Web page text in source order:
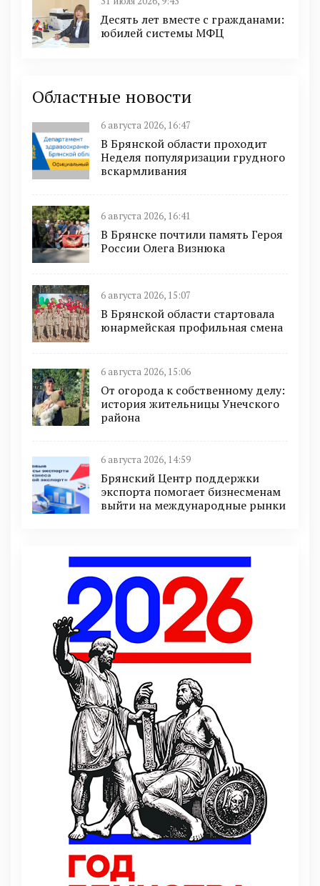
Десять лет вместе с гражданами:
юбилей системы МФЦ
Областные новости
6 августа 2026, 16:47
В Брянской области проходит
Неделя популяризации грудного
вскармливания
6 августа 2026, 16:41
В Брянске почтили память Героя
России Олега Визнюка
6 августа 2026, 15:07
В Брянской области стартовала
юнармейская профильная смена
6 августа 2026, 15:06
От огорода к собственному делу:
история жительницы Унечского
района
6 августа 2026, 14:59
Брянский Центр поддержки
экспорта помогает бизнесменам
выйти на международные рынки